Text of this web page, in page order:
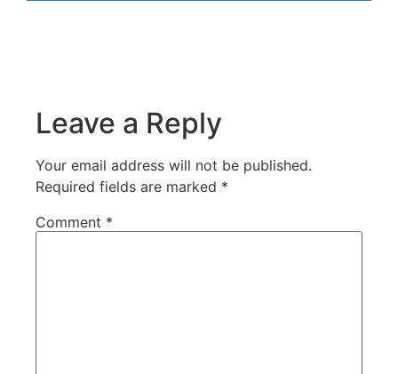
Leave a Reply
Your email address will not be published.
Required fields are marked *
Comment *